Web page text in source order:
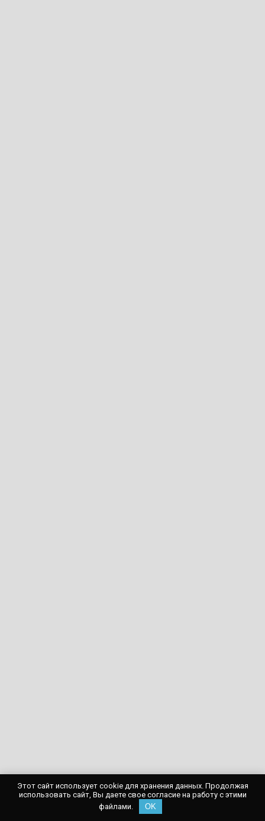
Этот сайт использует cookie для хранения данных. Продолжая
использовать сайт, Вы даете свое согласие на работу с этими
файлами.
OK